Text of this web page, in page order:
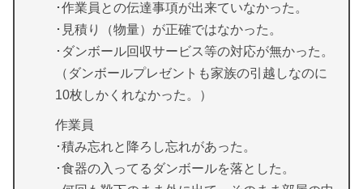
･作業員との伝達事項が出来ていなかった。
･見積り（物量）が正確ではなかった。
･ダンボール回収サービス等の対応が無かった。
（ダンボールプレゼントも家族の引越しなのに
10枚しかくれなかった。）
作業員
･積み忘れと降ろし忘れがあった。
･食器の入ってるダンボールを落とした。